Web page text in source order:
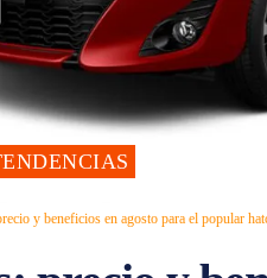
y beneficios en agosto para el popular